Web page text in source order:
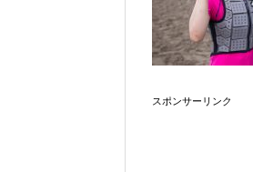
スポンサーリンク